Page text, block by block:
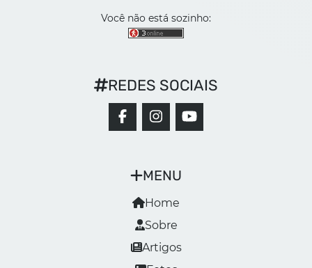
Você não está sozinho:
MENU
Home
Sobre
Artigos
REDES SOCIAIS